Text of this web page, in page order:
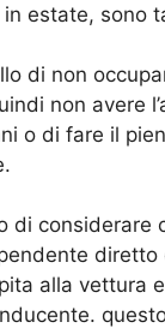
estate, sono
di non
non avere
o di fare il
di considerare
alla vettura